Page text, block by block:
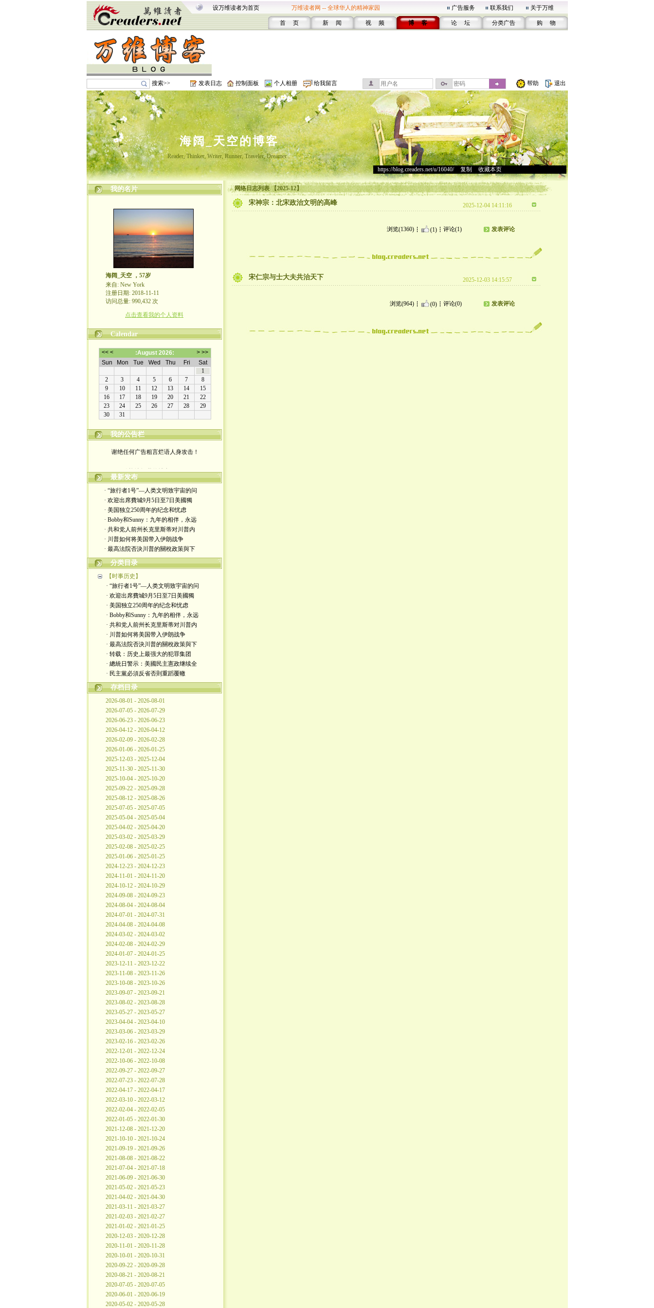
设万维读者为首页 万维读者网 -- 全球华人的精神家园 广告服务 联系我们 关于万维
首 页 新 闻 视 频 博 客 论 坛 分类广告 购 物
搜索>> 发表日志 控制面板 个人相册 给我留言 帮助 退出
海阔_天空的博客
Reader, Thinker, Writer, Runner, Traveler, Dreamer...
https://blog.creaders.net/u/16040/> 复制 收藏本页
我的名片
海阔_天空 ，57岁
来自: New York
注册日期: 2018-11-11
访问总量: 990,432 次
点击查看我的个人资料
Calendar
我的公告栏
谢绝任何广告粗言烂语人身攻击！
欢迎访问我的博客。。。
最新发布
· “旅行者1号”—人类文明致宇宙的问
· 欢迎出席費城9月5日至7日美國獨
· 美国独立250周年的纪念和忧虑
· Bobby和Sunny：九年的相伴，永远
· 共和党人前州长克里斯蒂对川普内
· 川普如何将美国带入伊朗战争
· 最高法院否決川普的關稅政策與下
分类目录
【时事历史】
· “旅行者1号”—人类文明致宇宙的问
· 欢迎出席費城9月5日至7日美國獨
· 美国独立250周年的纪念和忧虑
· Bobby和Sunny：九年的相伴，永远
· 共和党人前州长克里斯蒂对川普内
· 川普如何将美国带入伊朗战争
· 最高法院否決川普的關稅政策與下
· 转载：历史上最强大的犯罪集团
· 總統日警示：美國民主憲政继续全
· 民主黨必須反省否則重蹈覆轍
存档目录
2026-08-01 - 2026-08-01
2026-07-05 - 2026-07-29
2026-06-23 - 2026-06-23
2026-04-12 - 2026-04-12
2026-02-09 - 2026-02-28
2026-01-06 - 2026-01-25
2025-12-03 - 2025-12-04
2025-11-30 - 2025-11-30
2025-10-04 - 2025-10-20
2025-09-22 - 2025-09-28
2025-08-12 - 2025-08-26
2025-07-05 - 2025-07-05
2025-05-04 - 2025-05-04
2025-04-02 - 2025-04-20
2025-03-02 - 2025-03-29
2025-02-08 - 2025-02-25
2025-01-06 - 2025-01-25
2024-12-23 - 2024-12-23
2024-11-01 - 2024-11-20
2024-10-12 - 2024-10-29
2024-09-08 - 2024-09-23
2024-08-04 - 2024-08-04
2024-07-01 - 2024-07-31
2024-04-08 - 2024-04-08
2024-03-02 - 2024-03-02
2024-02-08 - 2024-02-29
2024-01-07 - 2024-01-25
2023-12-11 - 2023-12-22
2023-11-08 - 2023-11-26
2023-10-08 - 2023-10-26
2023-09-07 - 2023-09-21
2023-08-02 - 2023-08-28
2023-05-27 - 2023-05-27
2023-04-04 - 2023-04-10
2023-03-06 - 2023-03-29
2023-02-16 - 2023-02-26
2022-12-01 - 2022-12-24
2022-10-06 - 2022-10-08
2022-09-27 - 2022-09-27
2022-07-23 - 2022-07-28
2022-04-17 - 2022-04-17
2022-03-10 - 2022-03-12
2022-02-04 - 2022-02-05
2022-01-05 - 2022-01-30
2021-12-08 - 2021-12-20
2021-10-10 - 2021-10-24
2021-09-19 - 2021-09-26
2021-08-08 - 2021-08-22
2021-07-04 - 2021-07-18
2021-06-09 - 2021-06-30
2021-05-02 - 2021-05-23
2021-04-02 - 2021-04-30
2021-03-11 - 2021-03-27
2021-02-03 - 2021-02-27
2021-01-02 - 2021-01-25
2020-12-03 - 2020-12-28
2020-11-01 - 2020-11-28
2020-10-01 - 2020-10-31
2020-09-22 - 2020-09-28
2020-08-21 - 2020-08-21
2020-07-05 - 2020-07-05
2020-06-01 - 2020-06-19
2020-05-02 - 2020-05-28
网络日志列表 【2025-12】
宋神宗：北宋政治文明的高峰 2025-12-04 14:11:16
浏览(1360) (1) 评论(1) 发表评论
宋仁宗与士大夫共治天下 2025-12-03 14:15:57
浏览(964) (0) 评论(0) 发表评论